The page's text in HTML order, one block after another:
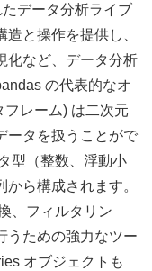
データ分析ライブ
と操作を提供し、
化など、データ分析
の代表的なオ
レーム) は二次元
ータを扱うことがで
型（整数、浮動小
ら構成されます。
、フィルタリン
うための強力なツー
オブジェクトも